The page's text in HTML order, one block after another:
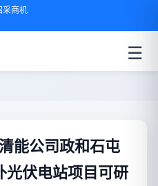
采商机
☰
能公司政和石屯
光伏电站项目可研